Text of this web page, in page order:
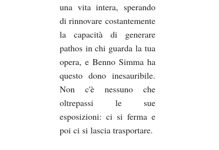
una vita intera, sperando
di rinnovare costantemente
la capacità di generare
pathos in chi guarda la tua
opera, e Benno Simma ha
questo dono inesauribile.
Non c'è nessuno che
oltrepassi le sue
esposizioni: ci si ferma e
poi ci si lascia trasportare.